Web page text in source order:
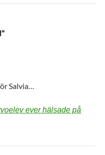
Salvia…
ever hälsade på